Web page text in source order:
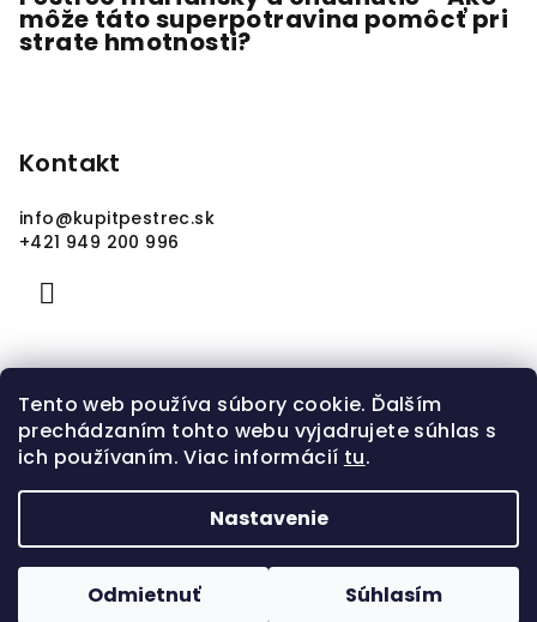
Tento web používa súbory cookie. Ďalším
prechádzaním tohto webu vyjadrujete súhlas s
ich používaním. Viac informácií tu.
Nastavenie
Odmietnuť Súhlasím
môže táto superpotravina pomôcť pri
strate hmotnosti?
Kontakt
info@kupitpestrec.sk
+421 949 200 996
vyhradené.